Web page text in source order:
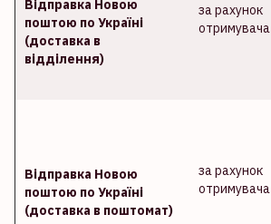
Відправка Новою
поштою по Україні
(доставка в
відділення)
за рахунок
отримувача
Відправка Новою
поштою по Україні
(доставка в поштомат)
за рахунок
отримувача